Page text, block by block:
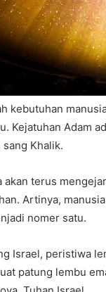
kebutuhan
Kejatuhan Adam
Khalik.
akan terus
Artinya,
nomer satu.
Israel, peristiwa
patung lembu